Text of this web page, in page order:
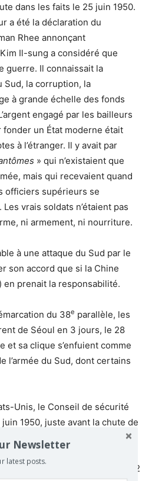
dans les faits le 25 juin 1950.
a été la déclaration du
Rhee annonçant
Il-sung a considéré que
guerre. Il connaissait la
Sud, la corruption, la
à grande échelle des fonds
engagé par les bailleurs
un État moderne était
à l’étranger. Il y avait par
» qui n’existaient que
mais qui recevaient quand
officiers supérieurs se
vrais soldats n’étaient pas
ni armement, ni nourriture.
à une attaque du Sud par le
son accord que si la Chine
en prenait la responsabilité.
du 38e parallèle, les
de Séoul en 3 jours, le 28
et sa clique s’enfuient comme
l’armée du Sud, dont certains
Unis, le Conseil de sécurité
1950, juste avant la chute de
«
fournissent 341 000 soldats
287 tués
12
Newsletter
latest posts.